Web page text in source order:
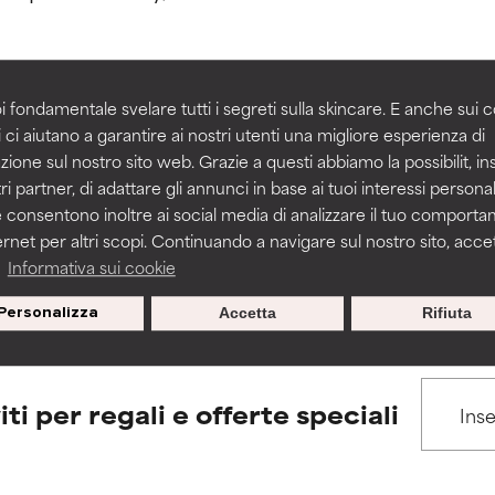
fondamentale svelare tutti i segreti sulla skincare. E anche sui
ci aiutano a garantire ai nostri utenti una migliore esperienza di
sul nostro sito web. Grazie a questi abbiamo la possibilit,
partner, di adattare gli annunci in base ai tuoi interessi
consentono inoltre ai social media di analizzare il tuo
per altri scopi. Continuando a navigare sul nostro sito,
Informativa sui cookie
Rifiuta
Accetta
BACK TO SEARCH
to assess ingredients in this dictionary. Regulations
irritante, ma può presentare problemi per come appare
problemi di altro tipo che ne limitano l'utilità.
Il rischio aumenta se combinato con altri ingredienti
infiammazioni, secchezza, ecc. Può offrire benefici solo
che fa più male che bene.
irritante, ma può presentare problemi per come appare
problemi di altro tipo che ne limitano l'utilità.
Il rischio aumenta se combinato con altri ingredienti
infiammazioni, secchezza, ecc. Può offrire benefici solo
che fa più male che bene.
per regali e offerte speciali